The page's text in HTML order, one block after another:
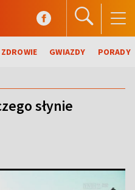
ZDROWIE GWIAZDY PORADY
słynie